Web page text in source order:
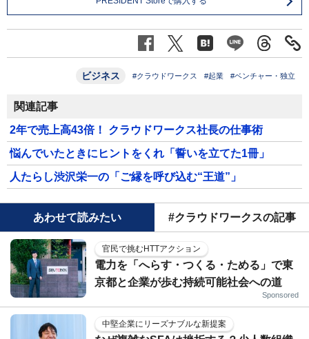
ビジネス #クラウドワークス #起業 #ベンチャー・独立
関連記事
2年で売上高43倍！ クラウドワークス社長の仕事術
悩んでいたときにヒントをくれ「誓いを立てた1冊」
人たらし渋沢栄一の「ご縁を呼び込む“王道”」
あわせて読みたい #クラウドワークスの記事
官民で挑むHTTアクション
電力を「へらす・つくる・ためる」で東
京都と企業が歩む持続可能社会への道
Sponsored
中堅企業にリーズナブルな新提案